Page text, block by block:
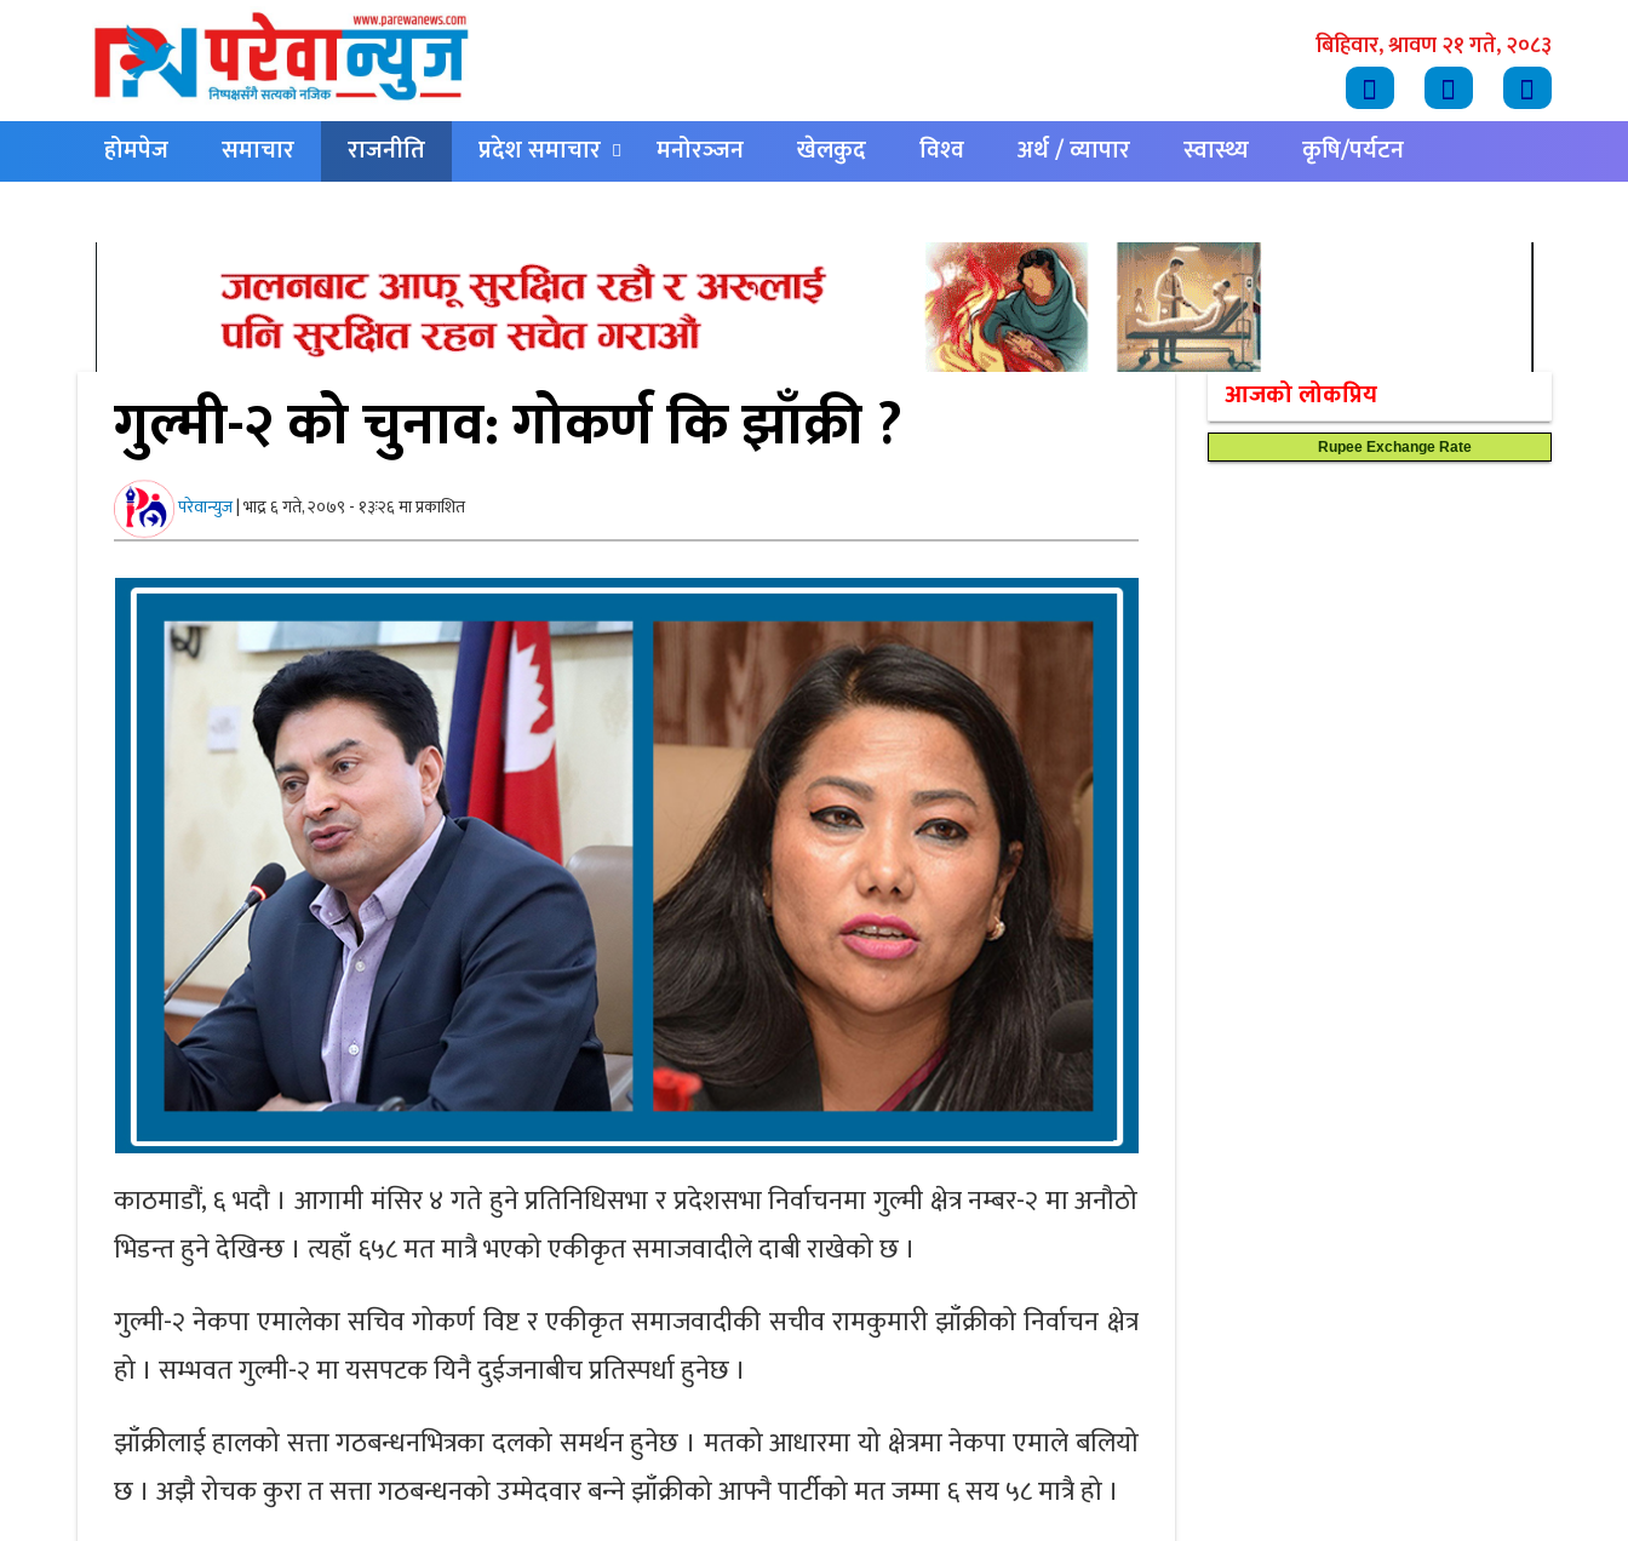
बिहिवार, श्रावण २१ गते, २०८३
होमपेज समाचार राजनीति प्रदेश समाचार मनोरञ्‍जन खेलकुद विश्‍व अर्थ / व्यापार स्वास्थ्य
कृषि/पर्यटन
गुल्मी-२ को चुनाव: गोकर्ण कि झाँक्री ?
परेवान्युज|भाद्र ६ गते, २०७९ - १३ः२६ मा प्रकाशित
काठमाडौं, ६ भदौ । आगामी मंसिर ४ गते हुने प्रतिनिधिसभा र प्रदेशसभा निर्वाचनमा गुल्मी क्षेत्र नम्बर-२ मा अनौठो
भिडन्त हुने देखिन्छ । त्यहाँ ६५८ मत मात्रै भएको एकीकृत समाजवादीले दाबी राखेको छ ।
गुल्मी-२ नेकपा एमालेका सचिव गोकर्ण विष्ट र एकीकृत समाजवादीकी सचीव रामकुमारी झाँक्रीको निर्वाचन क्षेत्र
हो । सम्भवत गुल्मी-२ मा यसपटक यिनै दुईजनाबीच प्रतिस्पर्धा हुनेछ ।
झाँक्रीलाई हालको सत्ता गठबन्धनभित्रका दलको समर्थन हुनेछ । मतको आधारमा यो क्षेत्रमा नेकपा एमाले बलियो
छ । अझै रोचक कुरा त सत्ता गठबन्धनको उम्मेदवार बन्‍ने झाँक्रीको आफ्नै पार्टीको मत जम्मा ६ सय ५८ मात्रै हो ।
आजको लोकप्रिय
Rupee Exchange Rate